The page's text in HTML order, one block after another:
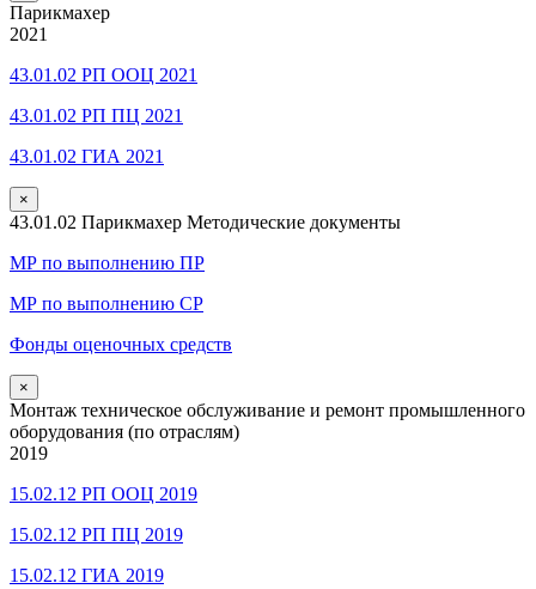
Парикмахер
2021
43.01.02 РП ООЦ 2021
43.01.02 РП ПЦ 2021
43.01.02 ГИА 2021
×
43.01.02 Парикмахер Методические документы
МР по выполнению ПР
МР по выполнению СР
Фонды оценочных средств
×
Монтаж техническое обслуживание и ремонт промышленного
оборудования (по отраслям)
2019
15.02.12 РП ООЦ 2019
15.02.12 РП ПЦ 2019
15.02.12 ГИА 2019